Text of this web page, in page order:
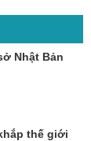
Nhật Bản
thế giới